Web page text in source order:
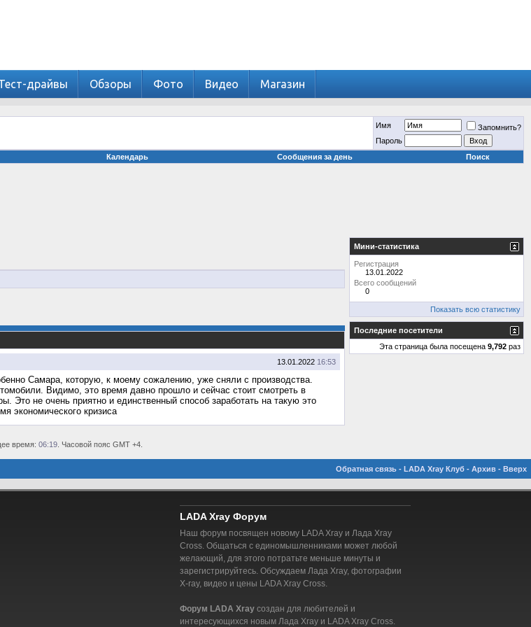
драйвы Обзоры Фото Видео Магазин
Имя
Запомнить?
Пароль
Календарь Сообщения за день Поиск
13.01.2022 16:53
Самара, которую, к моему сожалению, уже сняли с производства.
Видимо, это время давно прошло и сейчас стоит смотреть в
Это не очень приятно и единственный способ заработать на такую это
экономического кризиса
Мини-статистика
Регистрация
13.01.2022
Всего сообщений
0
Показать всю статистику
Последние посетители
Эта страница была посещена 9,792 раз
время: 06:19 . Часовой пояс GMT +4.
Обратная связь - LADA Xray Клуб - Архив - Вверх
LADA Xray Форум
Наш форум посвящен новому LADA Xray и Лада Xray
Cross. Общаться с единомышленниками может любой
желающий, для этого потратьте меньше минуты и
зарегистрируйтесь. Обсуждаем Лада Xray, фотографии
X-ray, видео и цены LADA Xray Cross.
Форум LADA Xray создан для любителей и
интересующихся новым Лада Xray и LADA Xray Cross.